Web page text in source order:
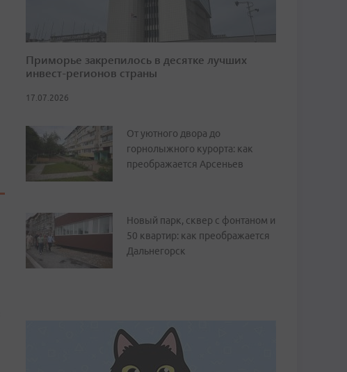
Приморье закрепилось в десятке лучших
инвест-регионов страны
17.07.2026
От уютного двора до
горнолыжного курорта: как
преображается Арсеньев
Новый парк, сквер с фонтаном и
50 квартир: как преображается
Дальнегорск